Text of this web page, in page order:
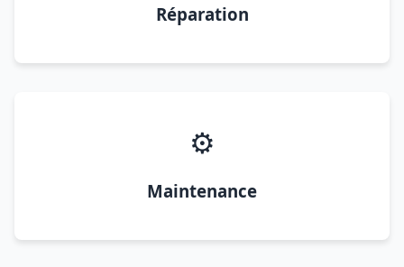
Réparation
⚙️
Maintenance